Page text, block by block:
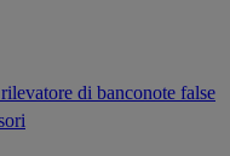
di banconote false